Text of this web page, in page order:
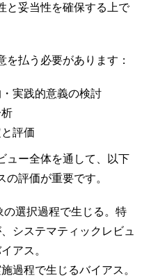
と妥当性を確保する上で
を払う必要があります：
実践的意義の検討
評価
ュー全体を通して、以下
評価が重要です。
の選択過程で生じる。特
システマティックレビュ
アス。
施過程で生じるバイアス。